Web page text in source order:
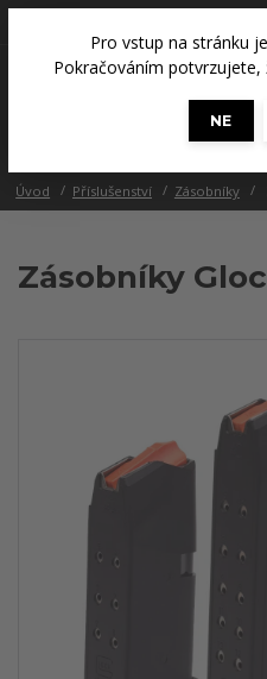
Pro vstup na stránku
Pokračováním
NE
Úvod Příslušenství Zásobníky
Zásobníky